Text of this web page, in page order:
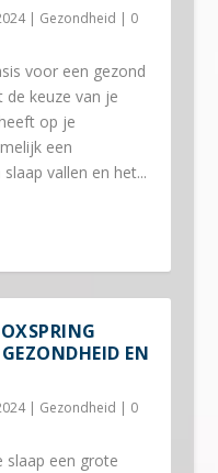
| Gezondheid | 0
voor een gezond
de keuze van je
op je
een
vallen en het...
EN
| Gezondheid | 0
slaap een grote